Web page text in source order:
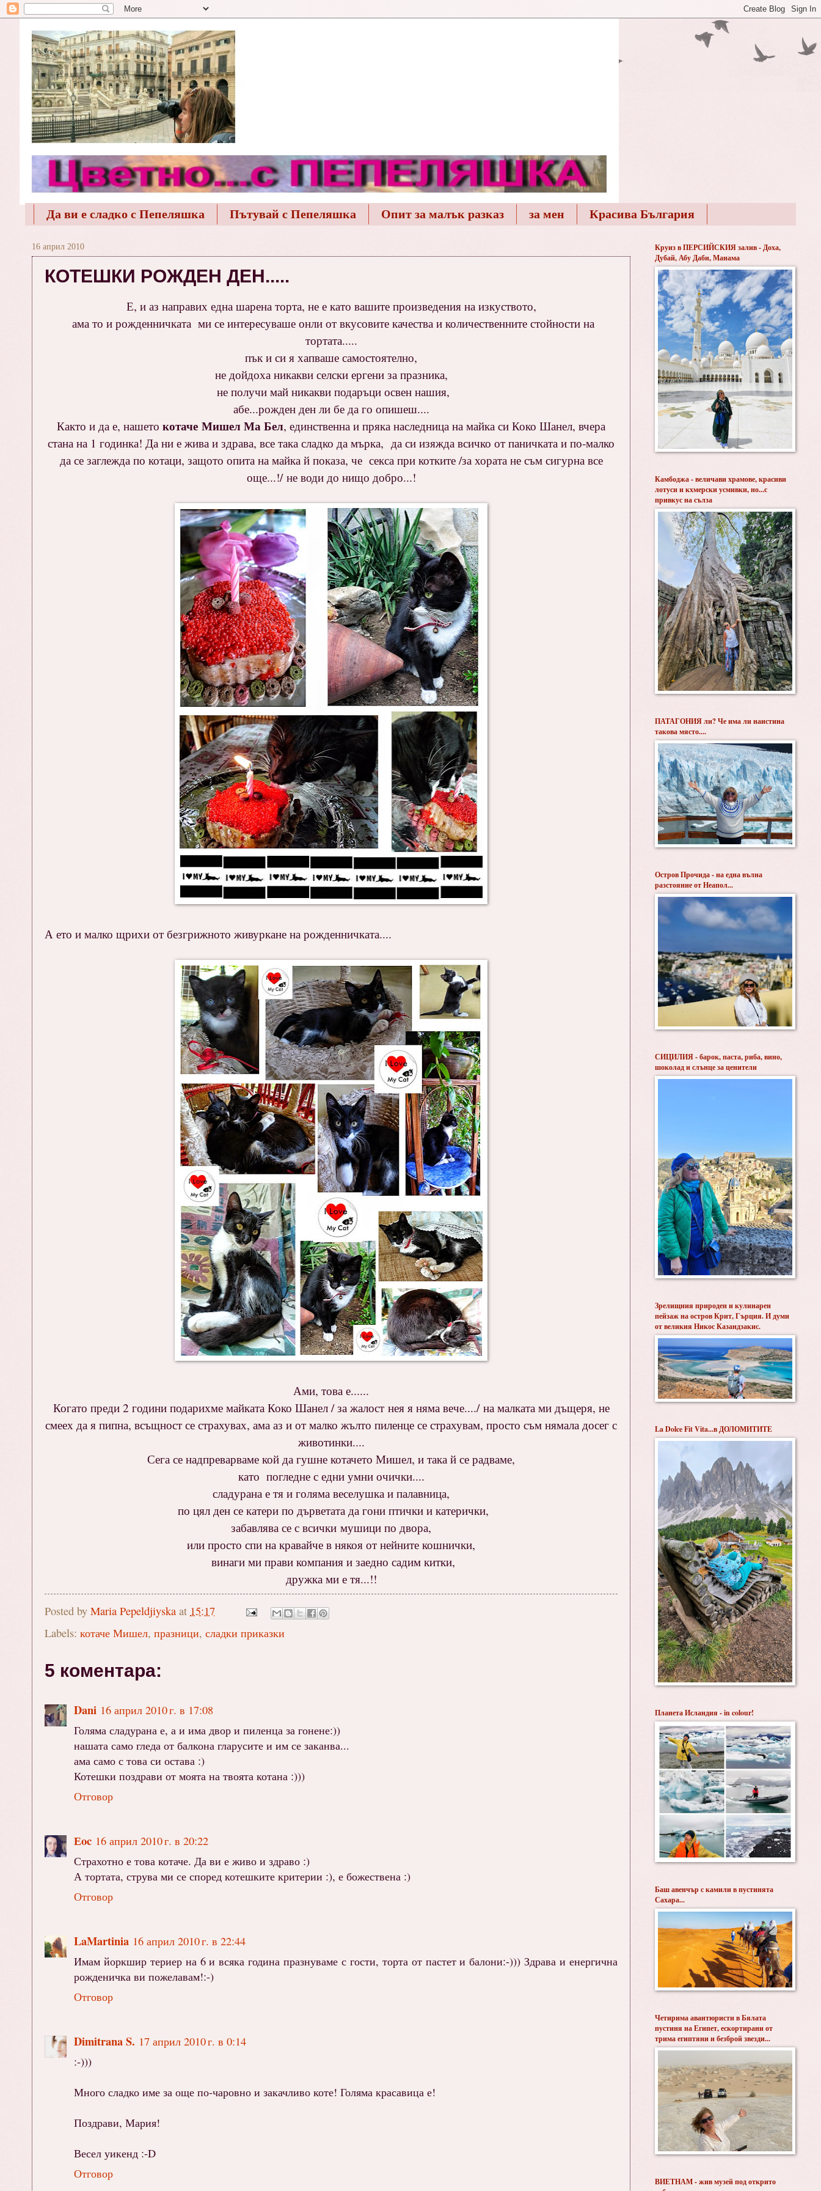
Да ви е сладко с Пепеляшка Пътувай с Пепеляшка Опит за малък разказ за мен Красива България
16 април 2010
КОТЕШКИ РОЖДЕН ДЕН.....
Е, и аз направих една шарена торта, не е като вашите произведения на изкуството,
ама то и рожденничката ми се интересуваше онли от вкусовите качества и количественните стойности на
тортата.....
пък и си я хапваше самостоятелно,
не дойдоха никакви селски ергени за празника,
не получи май никакви подаръци освен нашия,
абе...рожден ден ли бе да го опишеш....
Както и да е, нашето котаче Мишел Ма Бел, единственна и пряка наследница на майка си Коко Шанел, вчера
стана на 1 годинка! Да ни е жива и здрава, все така сладко да мърка, да си изяжда всичко от паничката и по-малко
да се заглежда по котаци, защото опита на майка й показа, че секса при котките /за хората не съм сигурна все
още...!/ не води до нищо добро...!
А ето и малко щрихи от безгрижното живуркане на рожденничката....
Ами, това е......
Когато преди 2 години подарихме майката Коко Шанел / за жалост нея я няма вече..../ на малката ми дъщеря, не
смеех да я пипна, всъщност се страхувах, ама аз и от малко жълто пиленце се страхувам, просто съм нямала досег с
животинки....
Сега се надпреварваме кой да гушне котачето Мишел, и така й се радваме,
като погледне с едни умни очички....
сладурана е тя и голяма веселушка и палавница,
по цял ден се катери по дърветата да гони птички и катерички,
забавлява се с всички мушици по двора,
или просто спи на кравайче в някоя от нейните кошнички,
винаги ми прави компания и заедно садим китки,
дружка ми е тя...!!
Posted by Maria Pepeldjiyska at 15:17
Labels: котаче Мишел, празници, сладки приказки
5 коментара:
Dani 16 април 2010 г. в 17:08
Голяма сладурана е, а и има двор и пиленца за гонене:))
нашата само гледа от балкона гларусите и им се заканва...
ама само с това си остава :)
Котешки поздрави от моята на твоята котана :)))
Отговор
Еoc 16 април 2010 г. в 20:22
Страхотно е това котаче. Да ви е живо и здраво :)
А тортата, струва ми се според котешките критерии :), е божествена :)
Отговор
LaMartinia 16 април 2010 г. в 22:44
Имам йоркшир териер на 6 и всяка година празнуваме с гости, торта от пастет и балони:-))) Здрава и енергична
рожденичка ви пожелавам!:-)
Отговор
Dimitrana S. 17 април 2010 г. в 0:14
:-)))
Много сладко име за още по-чаровно и закачливо коте! Голяма красавица е!
Поздрави, Мария!
Весел уикенд :-D
Отговор
Круиз в ПЕРСИЙСКИЯ залив - Доха,
Дубай, Абу Даби, Манама
Камбоджа - величави храмове, красиви
лотуси и кхмерски усмивки, но...с
привкус на сълза
ПАТАГОНИЯ ли? Че има ли наистина
такова място....
Остров Прочида - на една вълна
разстояние от Неапол...
СИЦИЛИЯ - барок, паста, риба, вино,
шоколад и слънце за ценители
Зрелищния природен и кулинарен
пейзаж на остров Крит, Гърция. И думи
от великия Никос Казандзакис.
La Dolce Fit Vita...в ДОЛОМИТИТЕ
Планета Исландия - in colour!
Баш авенчър с камили в пустинята
Сахара...
Четирима авантюристи в Бялата
пустиня на Египет, ескортирани от
трима египтяни и безброй звезди...
ВИЕТНАМ - жив музей под открито